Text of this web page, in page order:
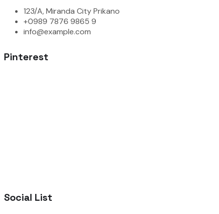
123/A, Miranda City Prikano
+0989 7876 9865 9
info@example.com
Pinterest
Social List